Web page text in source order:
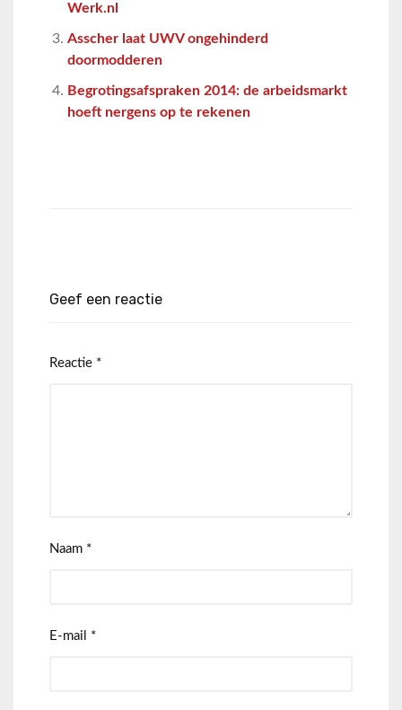
Werk.nl
Asscher laat UWV ongehinderd
doormodderen
Begrotingsafspraken 2014: de arbeidsmarkt
hoeft nergens op te rekenen
Geef een reactie
Reactie *
Naam *
E-mail *